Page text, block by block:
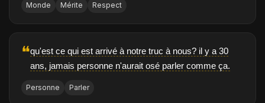
Monde Mérite Respect
❝qu'est ce qui est arrivé à notre truc à nous? il y a 30
ans, jamais personne n'aurait osé parler comme ça.
Personne Parler